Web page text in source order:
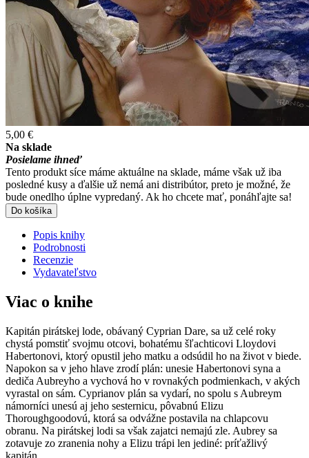
5,00 €
Na sklade
Posielame ihneď
Tento produkt síce máme aktuálne na sklade, máme však už iba
posledné kusy a ďalšie už nemá ani distribútor, preto je možné, že
bude onedlho úplne vypredaný. Ak ho chcete mať, ponáhľajte sa!
Do košíka
Popis knihy
Podrobnosti
Recenzie
Vydavateľstvo
Viac o knihe
Kapitán pirátskej lode, obávaný Cyprian Dare, sa už celé roky
chystá pomstiť svojmu otcovi, bohatému šľachticovi Lloydovi
Habertonovi, ktorý opustil jeho matku a odsúdil ho na život v biede.
Napokon sa v jeho hlave zrodí plán: unesie Habertonovi syna a
dediča Aubreyho a vychová ho v rovnakých podmienkach, v akých
vyrastal on sám. Cyprianov plán sa vydarí, no spolu s Aubreym
námorníci unesú aj jeho sesternicu, pôvabnú Elizu
Thoroughgoodovú, ktorá sa odvážne postavila na chlapcovu
obranu. Na pirátskej lodi sa však zajatci nemajú zle. Aubrey sa
zotavuje zo zranenia nohy a Elizu trápi len jediné: príťažlivý
kapitán...